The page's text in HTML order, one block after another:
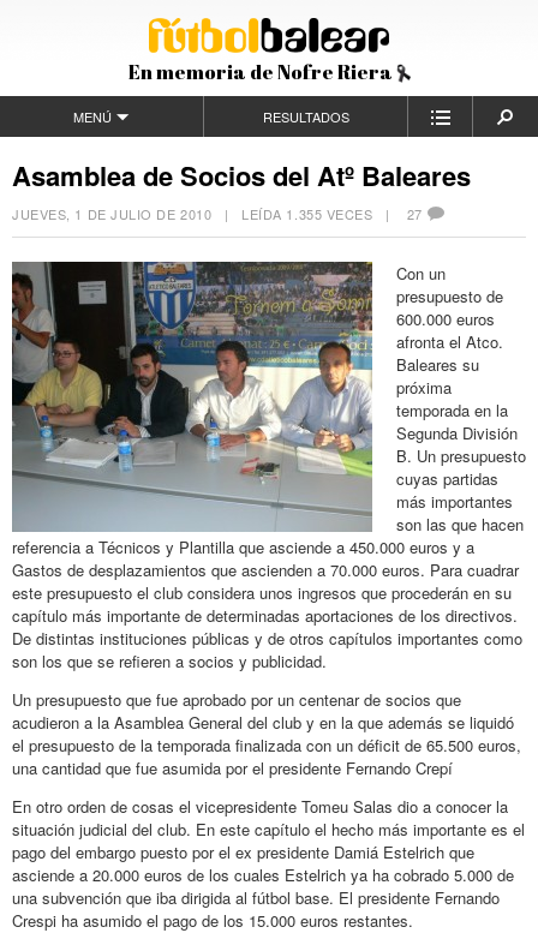
En memoria de Nofre Riera
MENÚ RESULTADOS
Asamblea de Socios del Atº Baleares
JUEVES, 1 DE JULIO DE 2010 | LEÍDA 1.355 VECES | 27
Con un
presupuesto de
600.000 euros
afronta el Atco.
Baleares su
próxima
temporada en la
Segunda División
B. Un presupuesto
cuyas partidas
más importantes
son las que hacen
referencia a Técnicos y Plantilla que asciende a 450.000 euros y a
Gastos de desplazamientos que ascienden a 70.000 euros. Para cuadrar
este presupuesto el club considera unos ingresos que procederán en su
capítulo más importante de determinadas aportaciones de los directivos.
De distintas instituciones públicas y de otros capítulos importantes como
son los que se refieren a socios y publicidad.
Un presupuesto que fue aprobado por un centenar de socios que
acudieron a la Asamblea General del club y en la que además se liquidó
el presupuesto de la temporada finalizada con un déficit de 65.500 euros,
una cantidad que fue asumida por el presidente Fernando Crepí
En otro orden de cosas el vicepresidente Tomeu Salas dio a conocer la
situación judicial del club. En este capítulo el hecho más importante es el
pago del embargo puesto por el ex presidente Damiá Estelrich que
asciende a 20.000 euros de los cuales Estelrich ya ha cobrado 5.000 de
una subvención que iba dirigida al fútbol base. El presidente Fernando
Crespi ha asumido el pago de los 15.000 euros restantes.